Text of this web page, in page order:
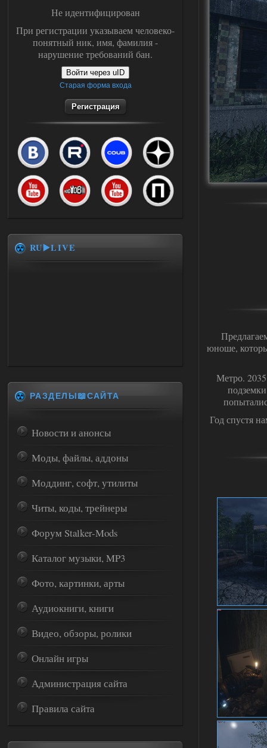
юноше,
Метро. 2035
Год спустя
Не идентифицирован
При регистрации указываем человеко-
понятный ник, имя, фамилия -
нарушение требований бан.
Войти через uID
Старая форма входа
Регистрация
RU▶️LIVE
РАЗДЕЛЫ📖САЙТА
Новости и анонсы
Моды, файлы, аддоны
Моддинг, софт, утилиты
Читы, коды, трейнеры
Форум Stalker-Mods
Каталог музыки, MP3
Фото, картинки, арты
Аудиокниги, книги
Видео, обзоры, ролики
Онлайн игры
Администрация сайта
Правила сайта